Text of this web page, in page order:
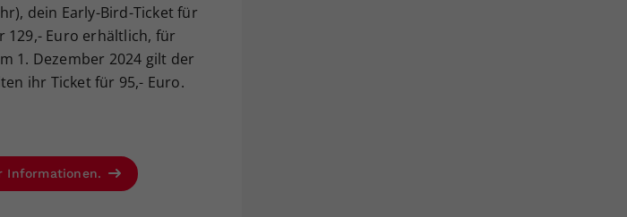
dein Early-Bird-Ticket für
129,- Euro erhältlich, für
1. Dezember 2024 gilt der
ihr Ticket für 95,- Euro.
Informationen.